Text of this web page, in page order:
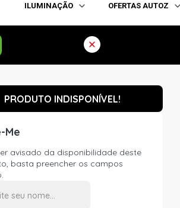
ILUMINAÇÃO OFERTAS AUTOZ
PRODUTO INDISPONÍVEL!
Me
avisado da disponibilidade deste
basta preencher os campos